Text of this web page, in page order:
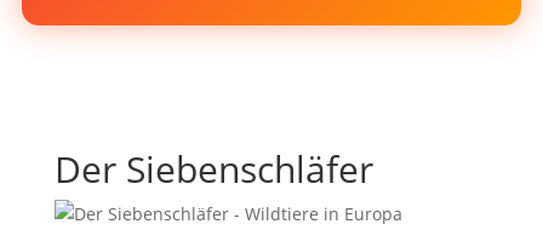
Der Siebenschläfer